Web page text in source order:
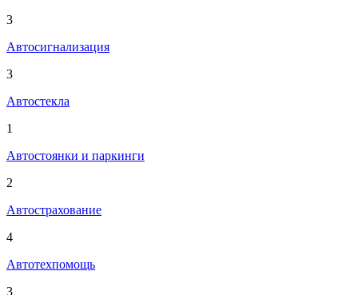
3
Автосигнализация
3
Автостекла
1
Автостоянки и паркинги
2
Автострахование
4
Автотехпомощь
3